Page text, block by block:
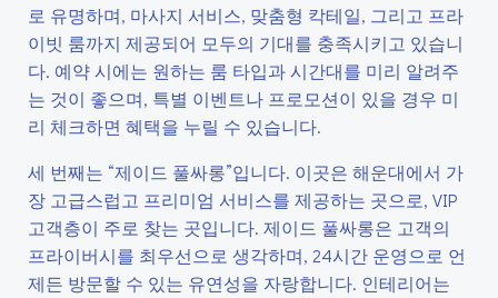
로 유명하며, 마사지 서비스, 맞춤형 칵테일, 그리고 프라
이빗 룸까지 제공되어 모두의 기대를 충족시키고 있습니
다. 예약 시에는 원하는 룸 타입과 시간대를 미리 알려주
는 것이 좋으며, 특별 이벤트나 프로모션이 있을 경우 미
리 체크하면 혜택을 누릴 수 있습니다.
세 번째는 “제이드 풀싸롱”입니다. 이곳은 해운대에서 가
장 고급스럽고 프리미엄 서비스를 제공하는 곳으로, VIP
고객층이 주로 찾는 곳입니다. 제이드 풀싸롱은 고객의
프라이버시를 최우선으로 생각하며, 24시간 운영으로 언
제든 방문할 수 있는 유연성을 자랑합니다. 인테리어는